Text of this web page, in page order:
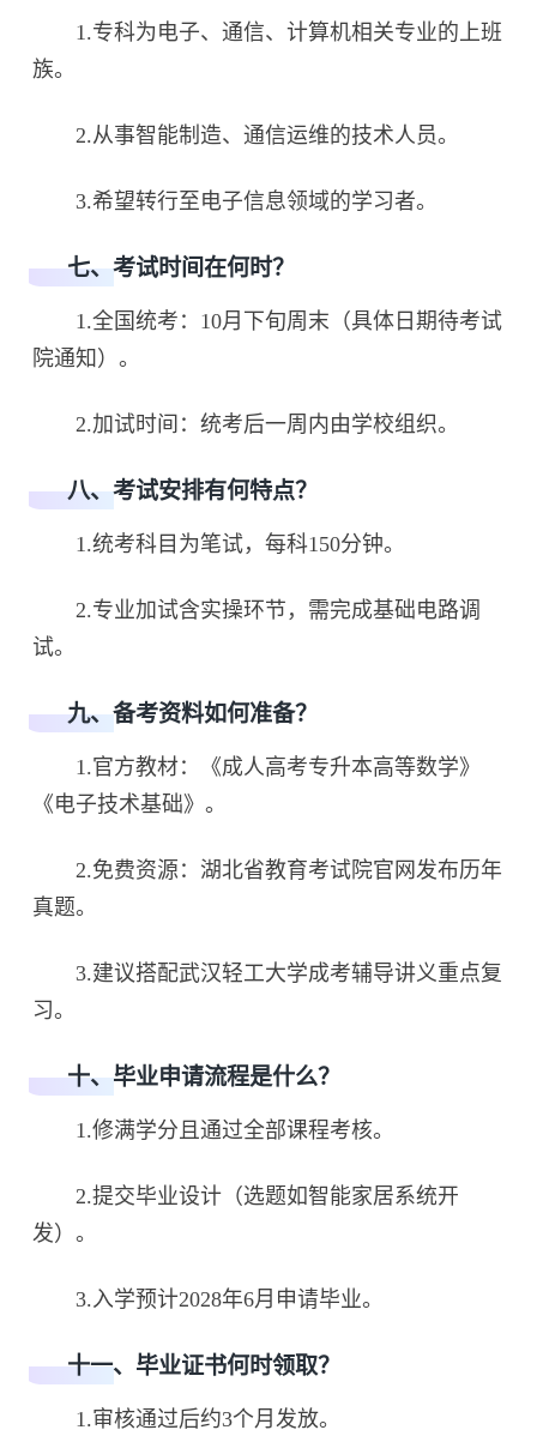
1.专科为电子、通信、计算机相关专业的上班
族。
2.从事智能制造、通信运维的技术人员。
3.希望转行至电子信息领域的学习者。
七、考试时间在何时？
1.全国统考：10月下旬周末（具体日期待考试
院通知）。
2.加试时间：统考后一周内由学校组织。
八、考试安排有何特点？
1.统考科目为笔试，每科150分钟。
2.专业加试含实操环节，需完成基础电路调
试。
九、备考资料如何准备？
1.官方教材：《成人高考专升本高等数学》
《电子技术基础》。
2.免费资源：湖北省教育考试院官网发布历年
真题。
3.建议搭配武汉轻工大学成考辅导讲义重点复
习。
十、毕业申请流程是什么？
1.修满学分且通过全部课程考核。
2.提交毕业设计（选题如智能家居系统开
发）。
3.入学预计2028年6月申请毕业。
十一、毕业证书何时领取？
1.审核通过后约3个月发放。